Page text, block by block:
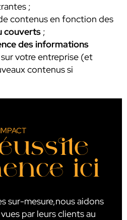
;
contenus en fonction des
couverts ;
des informations
sur votre entreprise (et
contenus si
ici
sur-mesure,nous aidons
par leurs clients au